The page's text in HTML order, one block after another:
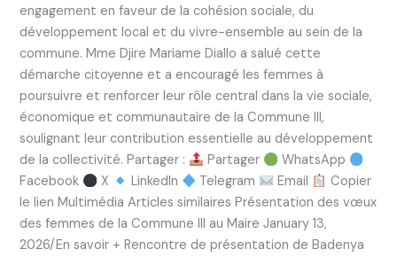
engagement en faveur de la cohésion sociale, du
développement local et du vivre-ensemble au sein de la
commune. Mme Djire Mariame Diallo a salué cette
démarche citoyenne et a encouragé les femmes à
poursuivre et renforcer leur rôle central dans la vie sociale,
économique et communautaire de la Commune III,
soulignant leur contribution essentielle au développement
de la collectivité. Partager :
Partager
WhatsApp
Facebook
X LinkedIn Telegram Email
Copier
le lien Multimédia Articles similaires Présentation des vœux
des femmes de la Commune III au Maire January 13,
2026/En savoir + Rencontre de présentation de Badenya